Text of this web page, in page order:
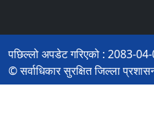
पछिल्लो अपडेट गरिएको : 2083-
© सर्वाधिकार सुरक्षित जिल्ला